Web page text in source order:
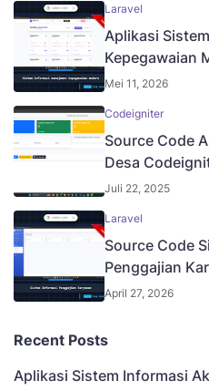
Laravel
Aplikasi
Kepegawaian
Mei 11, 2026
Codeigniter
Source Code
Desa
Juli 22, 2025
Laravel
Source Code
Penggajian
April 27, 2026
Recent Posts
Aplikasi Sistem Informasi